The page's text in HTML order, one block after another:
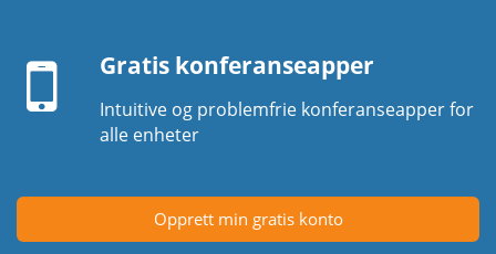
enhetGratis konferanseapper
Intuitive og problemfrie konferanseapper for
alle enheter
Opprett min gratis konto